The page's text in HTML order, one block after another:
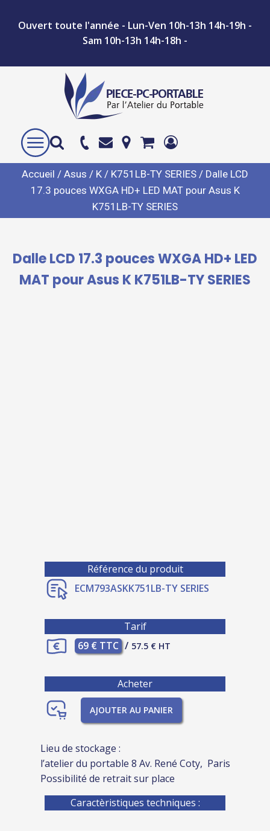
Ouvert toute l'année - Lun-Ven 10h-13h 14h-19h -
Sam 10h-13h 14h-18h -
Accueil / Asus / K / K751LB-TY SERIES / Dalle LCD
17.3 pouces WXGA HD+ LED MAT pour Asus K
K751LB-TY SERIES
Dalle LCD 17.3 pouces WXGA HD+ LED
MAT pour Asus K K751LB-TY SERIES
Référence du produit
ECM793ASKK751LB-TY SERIES
Tarif
69 € TTC / 57.5 € HT
Acheter
AJOUTER AU PANIER
Lieu de stockage :
l’atelier du portable 8 Av. René Coty, Paris
Possibilité de retrait sur place
Caractèristiques techniques :